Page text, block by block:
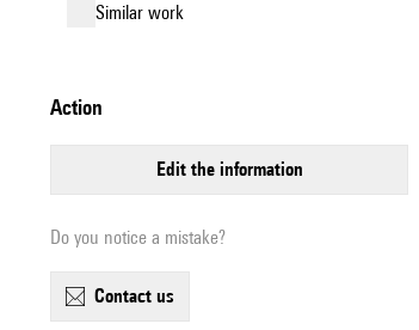
similar work
action
edit the information
Do you notice a mistake?
contact us